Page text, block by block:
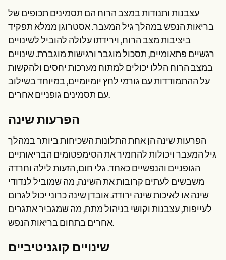
עצבנות ותנודות במצב הרוח הם תסמינים תכופים של
בריאות הנפש במהלך גיל המעבר. אסטרוגן ממלא תפקיד
ביציבות מצב הרוח, וירידתו עלולה להוביל לשינויים
רגשיים פתאומיים, תסכול מוגבר ורגישות מוגברת. שינויים
במצב הרוח הללו יכולים למתוח מערכות יחסים ולהקשות
על ההתמודדות עם גורמי לחץ יומיומיים, במיוחד בשילוב
עם תסמינים גופניים אחרים.
הפרעות שינה
הפרעות שינה הן אחת התלונות השכיחות ביותר במהלך
גיל המעבר ויכולות להחמיר את הסימפטומים הבריאותיים
הגופניים והנפשיים כאחד. גלי חום, הזעות לילה וחרדה
משבשים לעתים קרובות את השינה, מה שמוביל לנדודי
שינה או לאיכות שינה ירודה. אובדן שינה כרוני יכול לגרום
לעייפות, עצבנות וקושי בניהול מתח, מה שמגביר אתגרים
אחרים בתחום בריאות הנפש.
שינויים קוגניטיביים